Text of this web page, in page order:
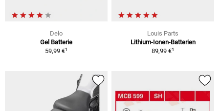
Delo
Gel Batterie
59,99 €1
Louis Parts
Lithium-Ionen-Batterien
89,99 €1